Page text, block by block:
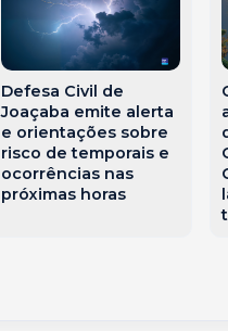
Defesa Civil de
Joaçaba emite alerta
e orientações sobre
risco de temporais e
ocorrências nas
próximas horas